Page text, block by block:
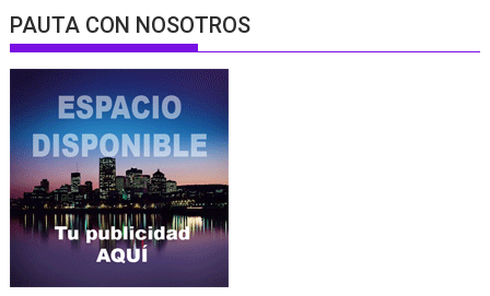
PAUTA CON NOSOTROS